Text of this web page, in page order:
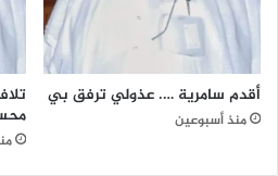
أقدم سامرية …. عذولي ترفق بي
منذ أسبوعين
منذ 3